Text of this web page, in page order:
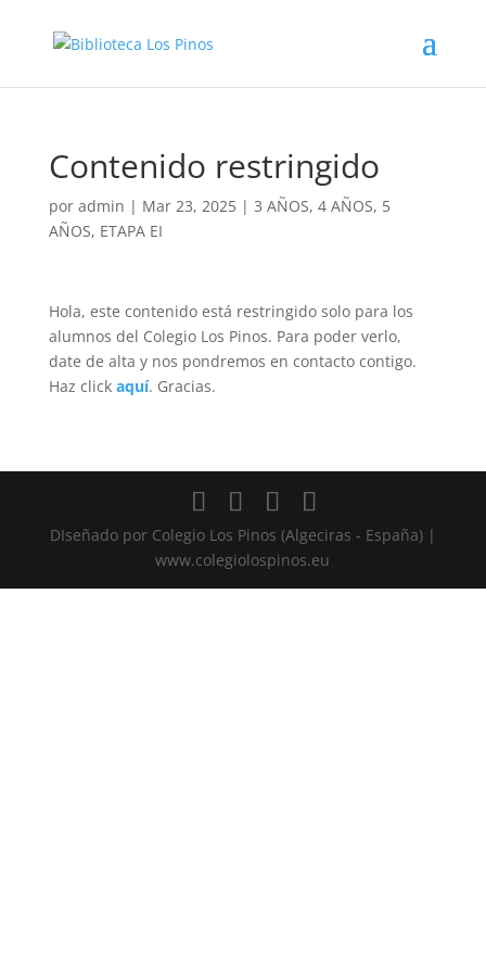
Contenido restringido
por admin | Mar 23, 2025| 3 AÑOS, 4 AÑOS, 5
AÑOS, ETAPA EI
Hola, este contenido está restringido solo para los
alumnos del Colegio Los Pinos. Para poder verlo,
date de alta y nos pondremos en contacto contigo.
Haz click aquí. Gracias.
DIseñado por Colegio Los Pinos (Algeciras - España) |
www.colegiolospinos.eu